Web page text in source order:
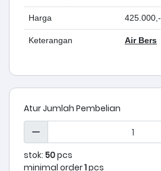
Harga 425.000,-
Keterangan Air Bers
Atur Jumlah Pembelian
stok: 50pcs
minimal order1pcs